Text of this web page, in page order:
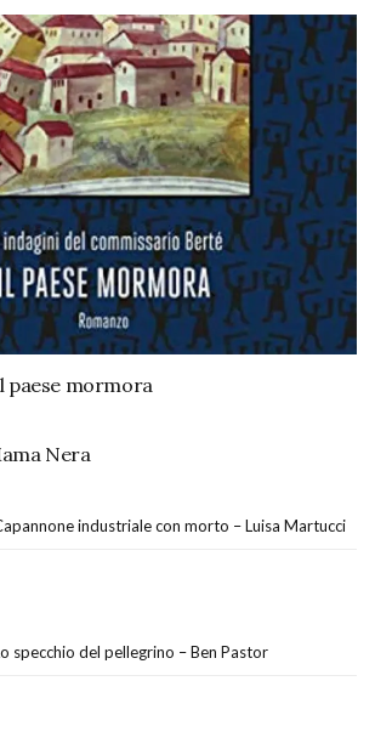
paese mormora
Nera
industriale con morto – Luisa Martucci
specchio del pellegrino – Ben Pastor